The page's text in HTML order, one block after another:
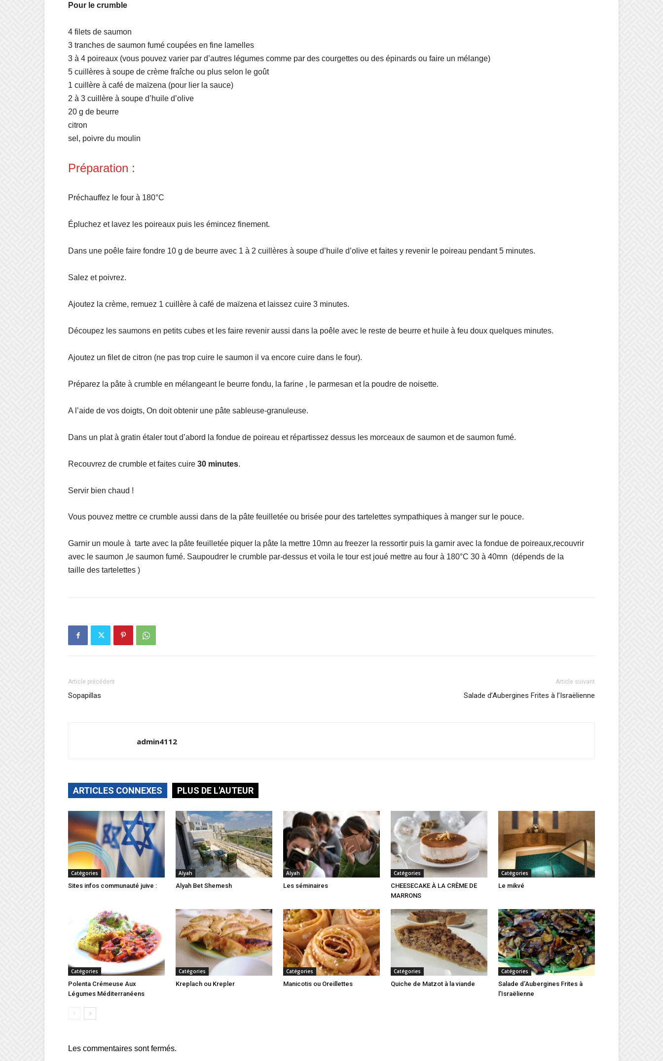
Pour le crumble
4 filets de saumon
3 tranches de saumon fumé coupées en fine lamelles
3 à 4 poireaux (vous pouvez varier par d’autres légumes comme par des courgettes ou des épinards ou faire un mélange)
5 cuillères à soupe de crème fraîche ou plus selon le goût
1 cuillère à café de maïzena (pour lier la sauce)
2 à 3 cuillère à soupe d’huile d’olive
20 g de beurre
citron
sel, poivre du moulin
Préparation :
Préchauffez le four à 180°C
Épluchez et lavez les poireaux puis les émincez finement.
Dans une poêle faire fondre 10 g de beurre avec 1 à 2 cuillères à soupe d’huile d’olive et faites y revenir le poireau pendant 5 minutes.
Salez et poivrez.
Ajoutez la crème, remuez 1 cuillère à café de maïzena et laissez cuire 3 minutes.
Découpez les saumons en petits cubes et les faire revenir aussi dans la poêle avec le reste de beurre et huile à feu doux quelques minutes.
Ajoutez un filet de citron (ne pas trop cuire le saumon il va encore cuire dans le four).
Préparez la pâte à crumble en mélangeant le beurre fondu, la farine , le parmesan et la poudre de noisette.
A l’aide de vos doigts, On doit obtenir une pâte sableuse-granuleuse.
Dans un plat à gratin étaler tout d’abord la fondue de poireau et répartissez dessus les morceaux de saumon et de saumon fumé.
Recouvrez de crumble et faites cuire 30 minutes.
Servir bien chaud !
Vous pouvez mettre ce crumble aussi dans de la pâte feuilletée ou brisée pour des tartelettes sympathiques à manger sur le pouce.
Garnir un moule à tarte avec la pâte feuilletée piquer la pâte la mettre 10mn au freezer la ressortir puis la garnir avec la fondue de poireaux,recouvrir
avec le saumon ,le saumon fumé. Saupoudrer le crumble par-dessus et voila le tour est joué mettre au four à 180°C 30 à 40mn (dépends de la
taille des tartelettes )
Article précédent
Sopapillas
Article suivant
Salade d’Aubergines Frites à l’Israëlienne
admin4112
ARTICLES CONNEXES PLUS DE L'AUTEUR
Catégories
Sites infos communauté juive :
Alyah
Alyah Bet Shemesh
Alyah
Les séminaires
Catégories
CHEESECAKE À LA CRÈME DE
MARRONS
Catégories
Le mikvé
Catégories
Polenta Crémeuse Aux
Légumes Méditerranéens
Catégories
Kreplach ou Krepler
Catégories
Manicotis ou Oreillettes
Catégories
Quiche de Matzot à la viande
Catégories
Salade d’Aubergines Frites à
l’Israëlienne
Les commentaires sont fermés.